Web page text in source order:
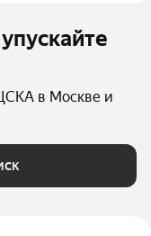
в Москве и